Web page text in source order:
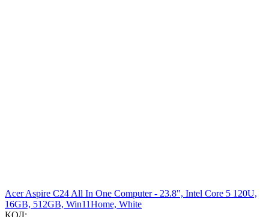
Acer Aspire C24 All In One Computer - 23.8", Intel Core 5 120U,
16GB, 512GB, Win11Home, White
КОД: